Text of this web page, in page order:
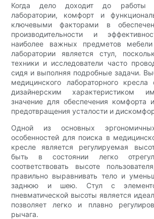
Когда дело доходит до работы
лаборатории, комфорт и
ключевыми факторами в
производительности и
наиболее важных предметов
лаборатории является стул,
техники и исследователи часто
сидя и выполняя подробные задачи.
медицинского лабораторного
дизайнерским характеристиком
значение для обеспечения комфорта
предотвращения усталости и
Одной из основных
особенностей для поиска в
кресле является регулируемая
быть в состоянии легко
соответствовать высоте
правильно выравнивать тело и
заднюю и шею. Стул с
пневматической высоты является
позволяет легко и плавно
рычага.